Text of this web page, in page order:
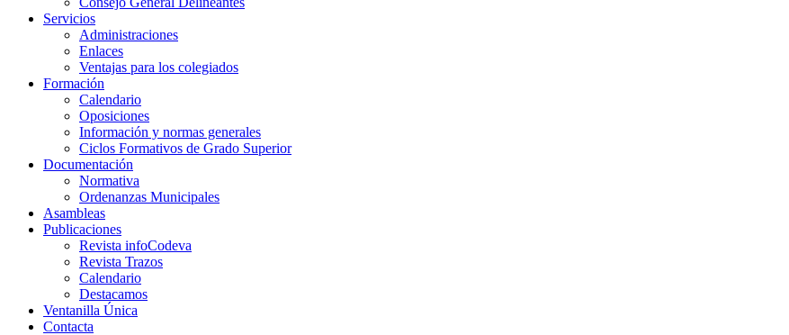
Servicios
Administraciones
Enlaces
Ventajas para los colegiados
Formación
Calendario
Oposiciones
Información y normas generales
Ciclos Formativos de Grado Superior
Documentación
Normativa
Ordenanzas Municipales
Asambleas
Publicaciones
Revista infoCodeva
Revista Trazos
Calendario
Destacamos
Ventanilla Única
Contacta